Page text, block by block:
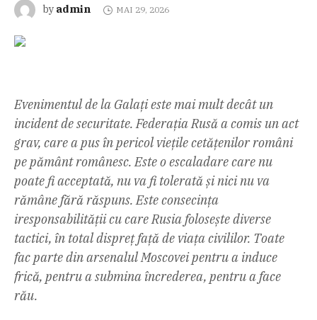
by admin MAI 29, 2026
Evenimentul de la Galați este mai mult decât un
incident de securitate. Federația Rusă a comis un act
grav, care a pus în pericol viețile cetățenilor români
pe pământ românesc. Este o escaladare care nu
poate fi acceptată, nu va fi tolerată și nici nu va
rămâne fără răspuns. Este consecința
iresponsabilității cu care Rusia folosește diverse
tactici, în total dispreț față de viața civililor. Toate
fac parte din arsenalul Moscovei pentru a induce
frică, pentru a submina încrederea, pentru a face
rău.